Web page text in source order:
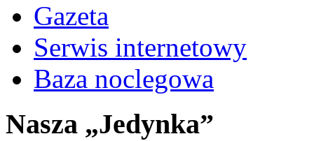
Gazeta
Serwis internetowy
Baza noclegowa
Nasza „Jedynka”